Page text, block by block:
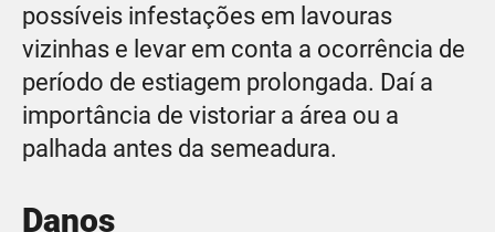
possíveis infestações em lavouras
vizinhas e levar em conta a ocorrência de
período de estiagem prolongada. Daí a
importância de vistoriar a área ou a
palhada antes da semeadura.
Danos